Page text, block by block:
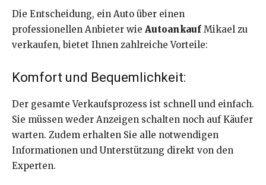
Die Entscheidung, ein Auto über einen
professionellen Anbieter wie Autoankauf Mikael zu
verkaufen, bietet Ihnen zahlreiche Vorteile:
Komfort und Bequemlichkeit:
Der gesamte Verkaufsprozess ist schnell und einfach.
Sie müssen weder Anzeigen schalten noch auf Käufer
warten. Zudem erhalten Sie alle notwendigen
Informationen und Unterstützung direkt von den
Experten.